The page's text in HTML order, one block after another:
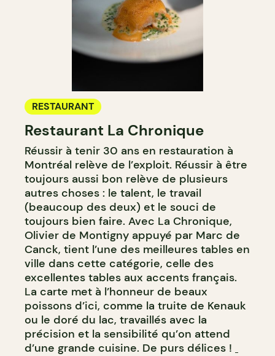
RESTAURANT
Restaurant La Chronique
Réussir à tenir 30 ans en restauration à
Montréal relève de l’exploit. Réussir à être
toujours aussi bon relève de plusieurs
autres choses : le talent, le travail
(beaucoup des deux) et le souci de
toujours bien faire. Avec La Chronique,
Olivier de Montigny appuyé par Marc de
Canck, tient l’une des meilleures tables en
ville dans cette catégorie, celle des
excellentes tables aux accents français.
La carte met à l’honneur de beaux
poissons d’ici, comme la truite de Kenauk
ou le doré du lac, travaillés avec la
précision et la sensibilité qu’on attend
d’une grande cuisine. De purs délices !